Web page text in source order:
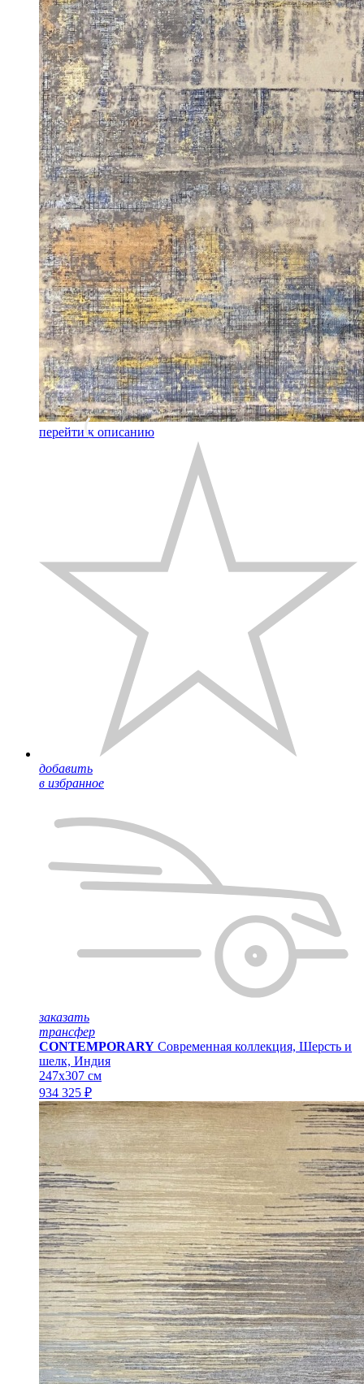
перейти к описанию
добавить
в избранное
заказать
трансфер
CONTEMPORARY Современная коллекция, Шерсть и
шелк, Индия
247x307 см
934 325 ₽